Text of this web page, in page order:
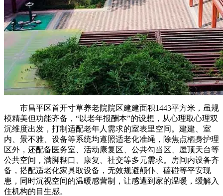
市昌平区首开寸草养老院院区建建面积1443平方米，虽规
模精美但功能齐备，“以老年报酬本”的设想，从心理取心理双
沉维度出发，打制适配老年人需求的室表里空间。建建、室
内、景不雅、设备等系统均遵照适老化准绳，除焦点栖身护理
区外，还配备医务室、活动康复区、公共勾当区、屋顶天台等
公共空间，满脚糊口、康复、社交等多元需求。房间内设备齐
备，搭配适老化家具取设备，无效规避颠仆、磕碰等平安现
患，同时沉视空间的温暖感营制，让感遭到家的温暖，缓解入
住机构的目生感。